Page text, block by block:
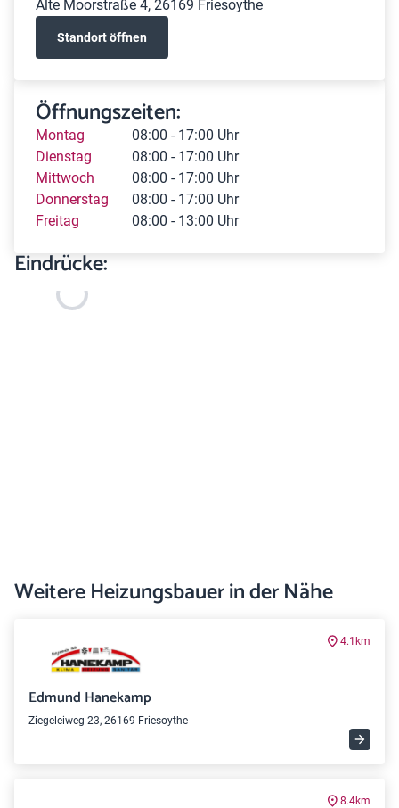
Alte Moorstraße 4, 26169 Friesoythe
Standort öffnen
Öffnungszeiten:
Montag
08:00 - 17:00 Uhr
Dienstag
08:00 - 17:00 Uhr
Mittwoch
08:00 - 17:00 Uhr
Donnerstag
08:00 - 17:00 Uhr
Freitag
08:00 - 13:00 Uhr
Eindrücke:
Weitere Heizungsbauer in der Nähe
4.1km
Edmund Hanekamp
Ziegeleiweg 23, 26169 Friesoythe
8.4km